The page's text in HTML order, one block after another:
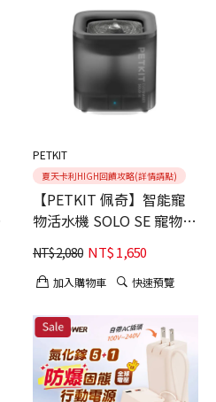
PETKIT
夏天卡利HIGH回饋攻略(詳情請點)
【PETKIT 佩奇】智能寵
物活水機 SOLO SE 寵物自
動飲水機 1.8L 大容量活水
機 暮夜灰
NT$2,080 NT$1,650
加入購物車 快速預覽